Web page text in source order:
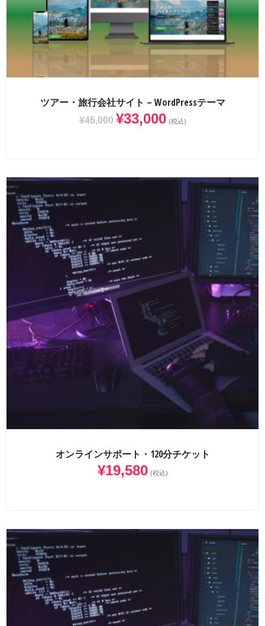
ツアー・旅行会社サイト – WordPressテーマ
¥45,000 ¥33,000 (税込)
オンラインサポート・120分チケット
¥19,580 (税込)